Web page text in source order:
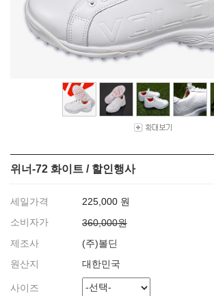
위너-72 화이트 / 할인행사
세일가격
225,000 원
소비자가
360,000원
제조사
(주)볼딘
원산지
대한민국
사이즈